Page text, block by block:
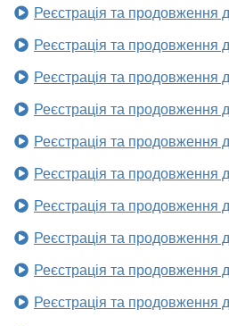
Реєстрація та продовження
Реєстрація та продовження
Реєстрація та продовження
Реєстрація та продовження
Реєстрація та продовження
Реєстрація та продовження
Реєстрація та продовження
Реєстрація та продовження
Реєстрація та продовження
Реєстрація та продовження